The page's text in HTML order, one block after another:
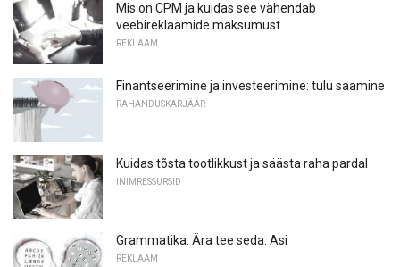
Mis on CPM ja kuidas see vähendab
veebireklaamide maksumust
REKLAAM
Finantseerimine ja investeerimine: tulu saamine
RAHANDUSKARJÄÄR
Kuidas tõsta tootlikkust ja säästa raha pardal
INIMRESSURSID
Grammatika. Ära tee seda. Asi
REKLAAM